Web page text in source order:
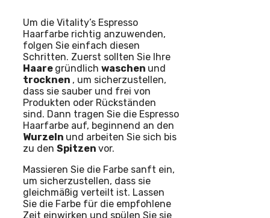
Um die Vitality’s Espresso
Haarfarbe richtig anzuwenden,
folgen Sie einfach diesen
Schritten. Zuerst sollten Sie Ihre
Haare gründlich waschen und
trocknen , um sicherzustellen,
dass sie sauber und frei von
Produkten oder Rückständen
sind. Dann tragen Sie die Espresso
Haarfarbe auf, beginnend an den
Wurzeln und arbeiten Sie sich bis
zu den Spitzen vor.
Massieren Sie die Farbe sanft ein,
um sicherzustellen, dass sie
gleichmäßig verteilt ist. Lassen
Sie die Farbe für die empfohlene
Zeit einwirken und spülen Sie sie